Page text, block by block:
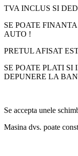
TVA INCLUS SI
SE POATE
AUTO !
PRETUL AFISAT
SE POATE PLATI
DEPUNERE LA
Se accepta unele
Masina dvs. poate